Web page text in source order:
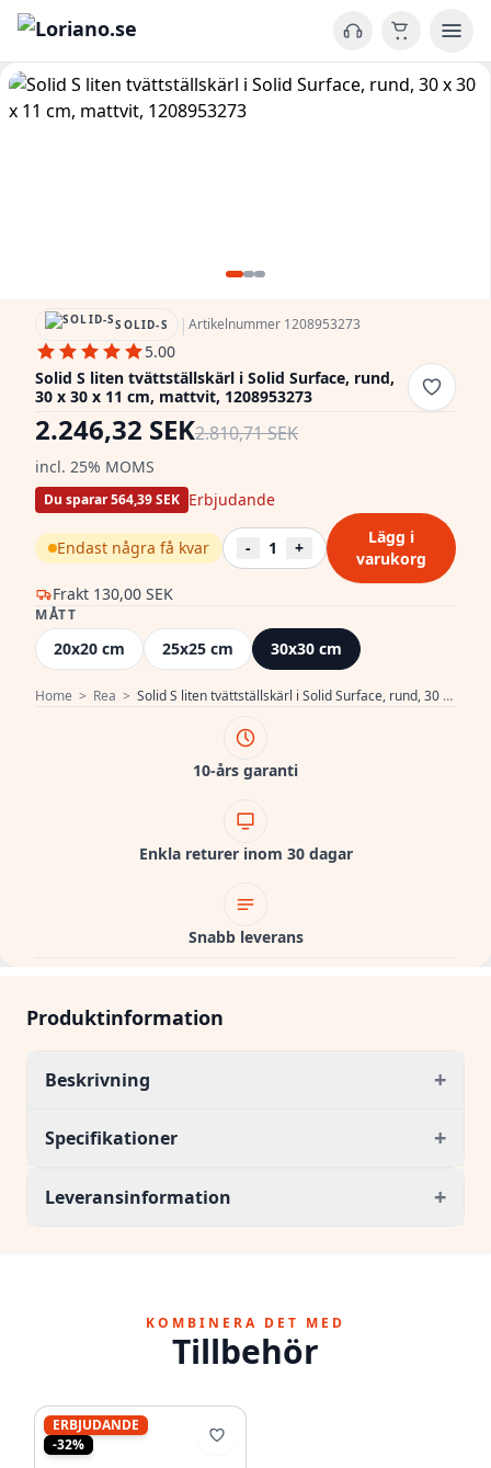
Home > Rea > Solid S liten tvättställskärl i Solid Surface, rund, 30 x 30 x 11 cm, mattvit, 1208953273
SOLID-S | Artikelnummer 1208953273
5.00
Solid S liten tvättställskärl i Solid Surface, rund,
30 x 30 x 11 cm, mattvit, 1208953273
2.246,32 SEK2.810,71 SEK
incl. 25% MOMS
Du sparar 564,39 SEK Erbjudande
Frakt 130,00 SEK
Endast några få kvar - 1 +
Lägg i
varukorg
MÅTT
20x20 cm 25x25 cm 30x30 cm
10-års garanti
Enkla returer inom 30 dagar
Snabb leverans
Produktinformation
Beskrivning +
Specifikationer +
Leveransinformation +
KOMBINERA DET MED
Tillbehör
ERBJUDANDE
-32%